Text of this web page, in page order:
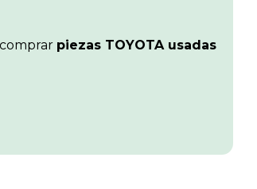
piezas TOYOTA usadas